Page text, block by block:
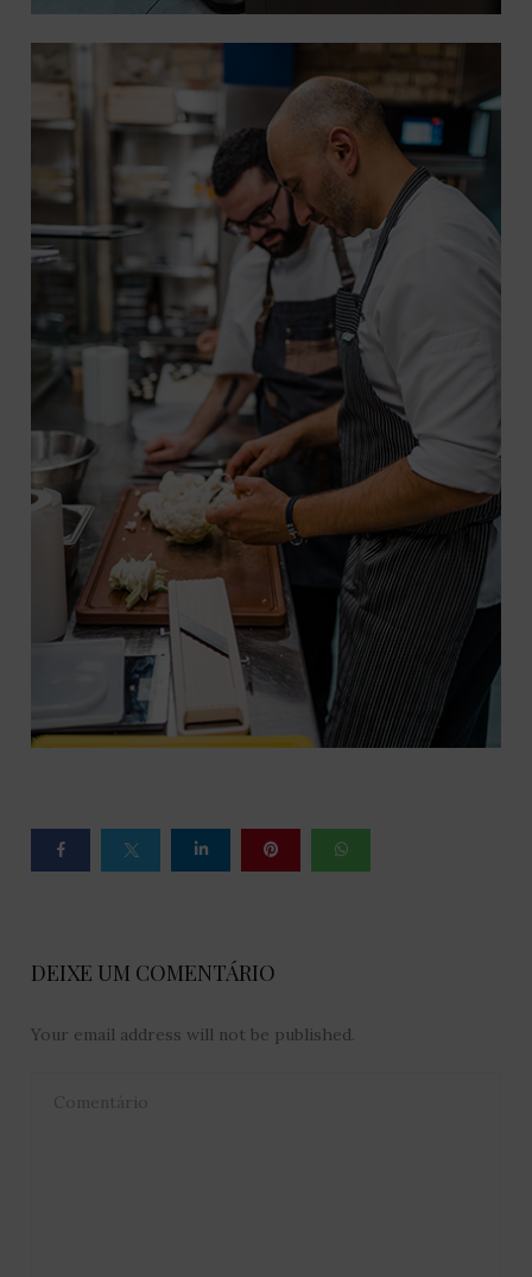
DEIXE UM COMENTÁRIO
Your email address will not be published.